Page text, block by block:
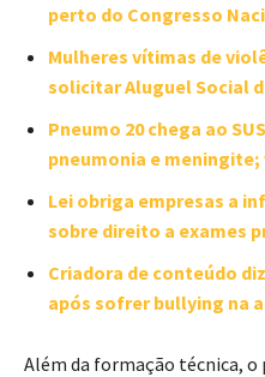
perto do Congresso
Mulheres vítimas de
solicitar Aluguel Social
Pneumo 20 chega ao
pneumonia e
Lei obriga empresas a
sobre direito a exames
Criadora de conteúdo
após sofrer bullying na
Além da formação técnica,